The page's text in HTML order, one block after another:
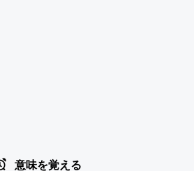
意味を覚える